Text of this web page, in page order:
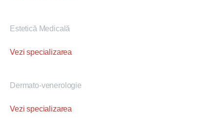
Estetică Medicală
Vezi specializarea
Dermato-venerologie
Vezi specializarea